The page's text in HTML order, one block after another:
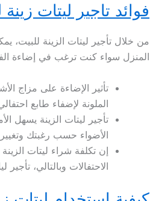
فوائد تاجير ليتات زينة
من خلال تأجير ليتات الزينة للبيت،
المنزل سواء كنت ترغب في إضاءة
تأثير الإضاءة على مزاج
الملونة لإضفاء طابع
تأجير ليتات الزينة يسهل
الأضواء حسب رغبتك
إن تكلفة شراء ليتات
الاحتفالات وبالتالي،